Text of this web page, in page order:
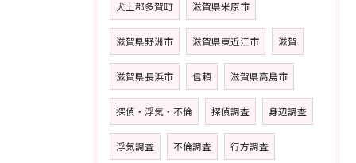
犬上郡多賀町 滋賀県米原市
滋賀県野洲市 滋賀県東近江市 滋賀
滋賀県長浜市 信頼 滋賀県高島市
探偵・浮気・不倫 探偵調査 身辺調査
浮気調査 不倫調査 行方調査